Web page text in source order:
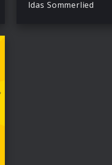
Idas Sommerlied